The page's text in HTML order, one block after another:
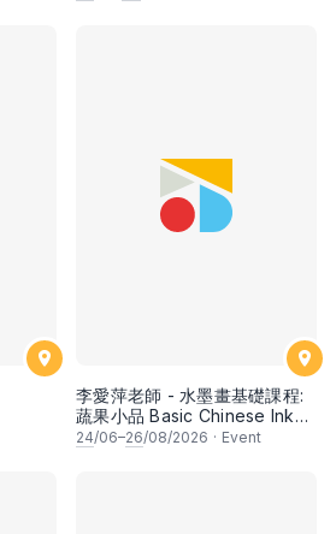
李愛萍老師 - 水墨畫基礎課程:
蔬果小品 Basic Chinese Ink
Painting: Vegetable and
24/06–26/08/2026 · Event